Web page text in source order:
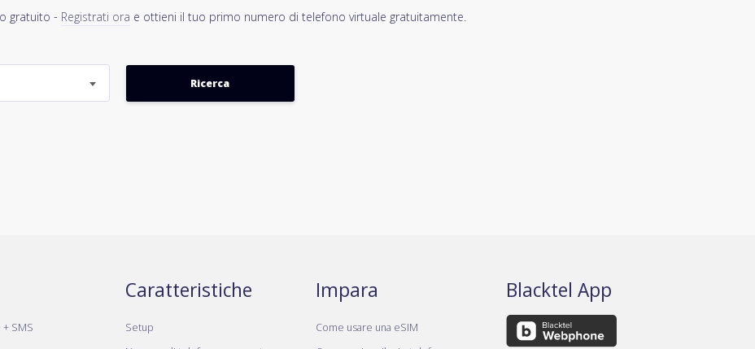
gratuito - Registrati ora e ottieni il tuo primo numero di telefono virtuale gratuitamente.
+ SMS
Caratteristiche
Setup
Impara
Come usare una eSIM
Blacktel App